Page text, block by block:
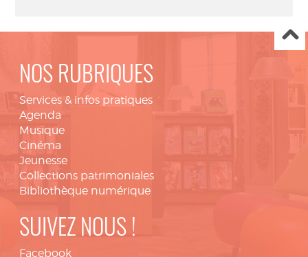
NOS RUBRIQUES
Services & infos pratiques
Agenda
Musique
Cinéma
Jeunesse
Collections patrimoniales
Bibliothèque numérique
SUIVEZ NOUS !
Facebook